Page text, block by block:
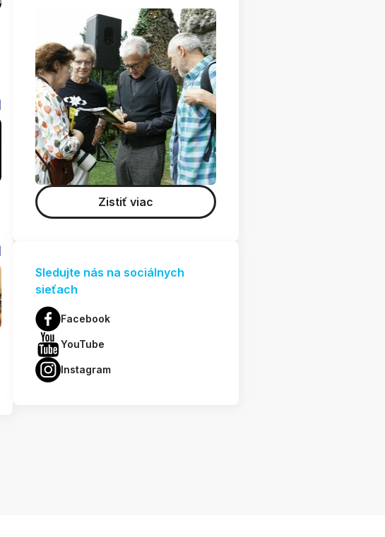
Zistiť viac
Sledujte nás na sociálnych
sieťach
Facebook
YouTube
Instagram